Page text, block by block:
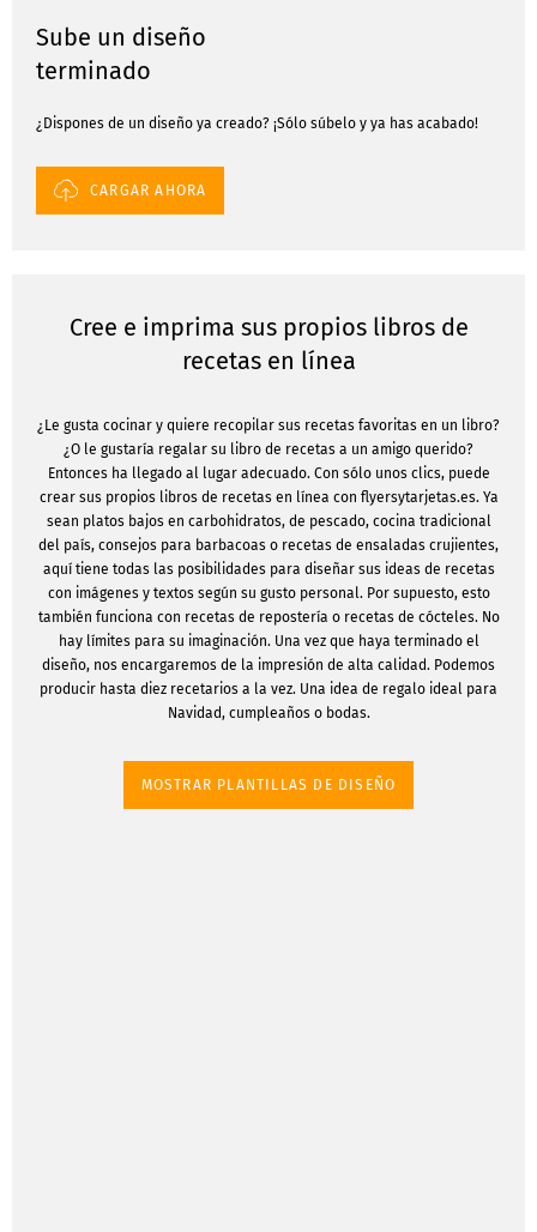
Sube un diseño
terminado
¿Dispones de un diseño ya creado? ¡Sólo súbelo y ya has acabado!
CARGAR AHORA
Cree e imprima sus propios libros de
recetas en línea
¿Le gusta cocinar y quiere recopilar sus recetas favoritas en un libro?
¿O le gustaría regalar su libro de recetas a un amigo querido?
Entonces ha llegado al lugar adecuado. Con sólo unos clics, puede
crear sus propios libros de recetas en línea con flyersytarjetas.es. Ya
sean platos bajos en carbohidratos, de pescado, cocina tradicional
del país, consejos para barbacoas o recetas de ensaladas crujientes,
aquí tiene todas las posibilidades para diseñar sus ideas de recetas
con imágenes y textos según su gusto personal. Por supuesto, esto
también funciona con recetas de repostería o recetas de cócteles. No
hay límites para su imaginación. Una vez que haya terminado el
diseño, nos encargaremos de la impresión de alta calidad. Podemos
producir hasta diez recetarios a la vez. Una idea de regalo ideal para
Navidad, cumpleaños o bodas.
MOSTRAR PLANTILLAS DE DISEÑO